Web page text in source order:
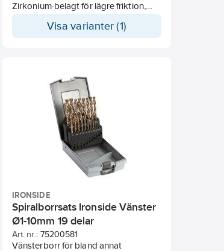
Zirkonium-belagt för lägre friktion,
för korrosion. Lämpliga för stål,
Visa varianter (1)
IRONSIDE
Spiralborrsats Ironside Vänster
Ø1-10mm 19 delar
Art. nr.: 75200581
Vänsterborr för bland annat